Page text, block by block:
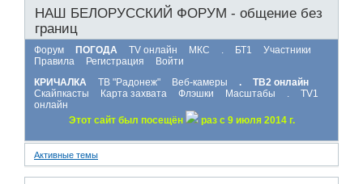
НАШ БЕЛОРУССКИЙ ФОРУМ - общение без
границ
Форум ПОГОДА TV онлайн МКС . БТ1
Участники
Правила
Регистрация
Войти
КРИЧАЛКА
ТВ "Радонеж" Веб-камеры .
ТВ2 онлайн
Скайпкасты
Карта захвата Флэшки Масштабы .
TV1
онлайн
Этот сайт был посещён
раз с 9 июля 2014 г.
Активные темы